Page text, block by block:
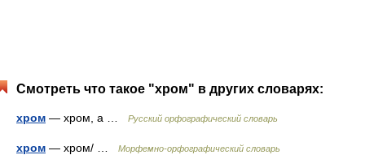
Смотреть что такое "хром" в других словарях:
хром — хром, а … Русский орфографический словарь
хром — хром/ … Морфемно-орфографический словарь